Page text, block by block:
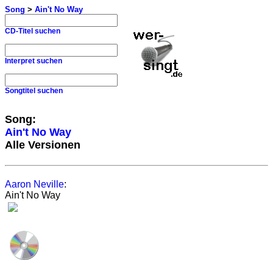
Song > Ain't No Way
CD-Titel suchen
Interpret suchen
Songtitel suchen
Song:
Ain't No Way
Alle Versionen
Aaron Neville:
Ain't No Way